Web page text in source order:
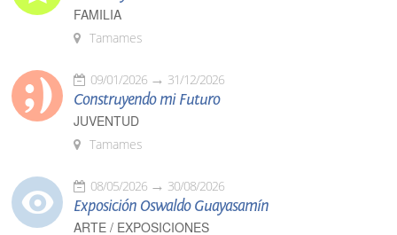
FAMILIA
Tamames
09/01/2026 31/12/2026
Construyendo mi Futuro
JUVENTUD
Tamames
08/05/2026 30/08/2026
Exposición Oswaldo Guayasamín
ARTE / EXPOSICIONES